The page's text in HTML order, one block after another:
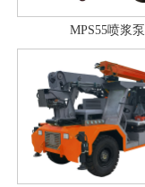
MPS55喷浆泵